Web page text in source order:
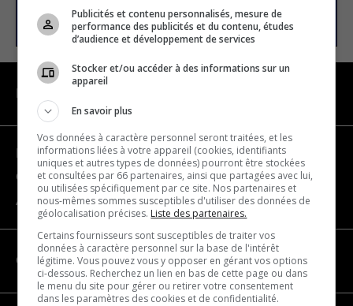
SUBSCRIBE
Become a partner
Contact us
About us
CATEGORIES
Publicités et contenu personnalisés, mesure de
performance des publicités et du contenu, études
d’audience et développement de services
Stocker et/ou accéder à des informations sur un
appareil
En savoir plus
Vos données à caractère personnel seront traitées, et les
informations liées à votre appareil (cookies, identifiants
uniques et autres types de données) pourront être stockées
et consultées par 66 partenaires, ainsi que partagées avec lui,
ou utilisées spécifiquement par ce site. Nos partenaires et
nous-mêmes sommes susceptibles d'utiliser des données de
géolocalisation précises. Liste des partenaires.
Certains fournisseurs sont susceptibles de traiter vos
données à caractère personnel sur la base de l'intérêt
légitime. Vous pouvez vous y opposer en gérant vos options
ci-dessous. Recherchez un lien en bas de cette page ou dans
le menu du site pour gérer ou retirer votre consentement
dans les paramètres des cookies et de confidentialité.